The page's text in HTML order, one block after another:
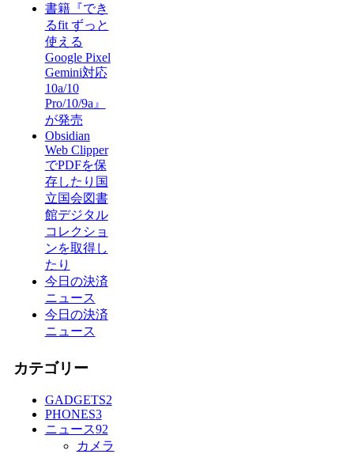
書籍『でき
るfit ずっと
使える
Google Pixel
Gemini対応
10a/10
Pro/10/9a』
が発売
Obsidian
Web Clipper
でPDFを保
存したり国
立国会図書
館デジタル
コレクショ
ンを取得し
たり
今日の決済
ニュース
今日の決済
ニュース
カテゴリー
GADGETS2
PHONES3
ニュース92
カメラ